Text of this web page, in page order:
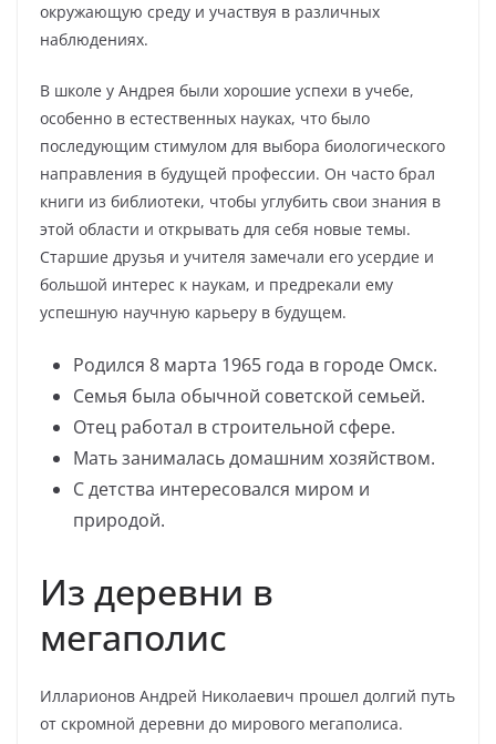
окружающую среду и участвуя в различных
наблюдениях.
В школе у Андрея были хорошие успехи в учебе,
особенно в естественных науках, что было
последующим стимулом для выбора биологического
направления в будущей профессии. Он часто брал
книги из библиотеки, чтобы углубить свои знания в
этой области и открывать для себя новые темы.
Старшие друзья и учителя замечали его усердие и
большой интерес к наукам, и предрекали ему
успешную научную карьеру в будущем.
Родился 8 марта 1965 года в городе Омск.
Семья была обычной советской семьей.
Отец работал в строительной сфере.
Мать занималась домашним хозяйством.
С детства интересовался миром и
природой.
Из деревни в
мегаполис
Илларионов Андрей Николаевич прошел долгий путь
от скромной деревни до мирового мегаполиса.